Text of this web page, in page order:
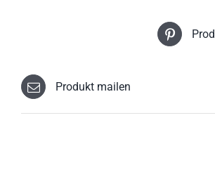
Produkt mailen